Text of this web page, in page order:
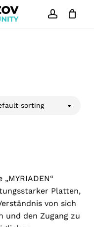
sorting
Platten,
von sich
und den Zugang zu